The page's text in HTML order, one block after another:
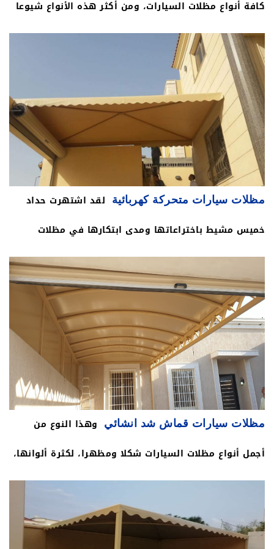
كافة أنواع مظلات السيارات، ومن أكثر هذه الأنواع شيوعا
وانتشارا هي مظلات سيارات حديد، ويتميز هذا النوع
بالقوة والمتانة، وقدرة مظلات حديد السيارات على
مقاومة العوامل الجوية، والرياح الشديدة، كما أنها تقاوم
الصدأ والتآكل.
مظلات سيارات متحركة كهربائية
لقد اشتهرت حداد
خميس مشيط باختراعاتها ومدى ابتكارها في مظلات
السيارات الكهربائية، يمكن تشغيل هذا النوع من المظلات
يدويا أو مظلات متحركة بالريموت كونترول، كما أنها تعزل
أشعة الشمس، مما يهيأ لك جو من الاسترخاء والهدوء،
والبعد عن حرارة الجو.
مظلات سيارات قماش شد انشائي
وهذا النوع من
أجمل أنواع مظلات السيارات شكلا ومظهرا، لكثرة ألوانها،
علاوة على أنها أقل الأنواع تكلفة، ويمكن استخدامها في
الملاعب الواسعة والكافيهات المختلفة، ولعل ذلك ما جعل
مؤسستنا تهتم بهذا النوع، بل وتمتاز بتصميمه.